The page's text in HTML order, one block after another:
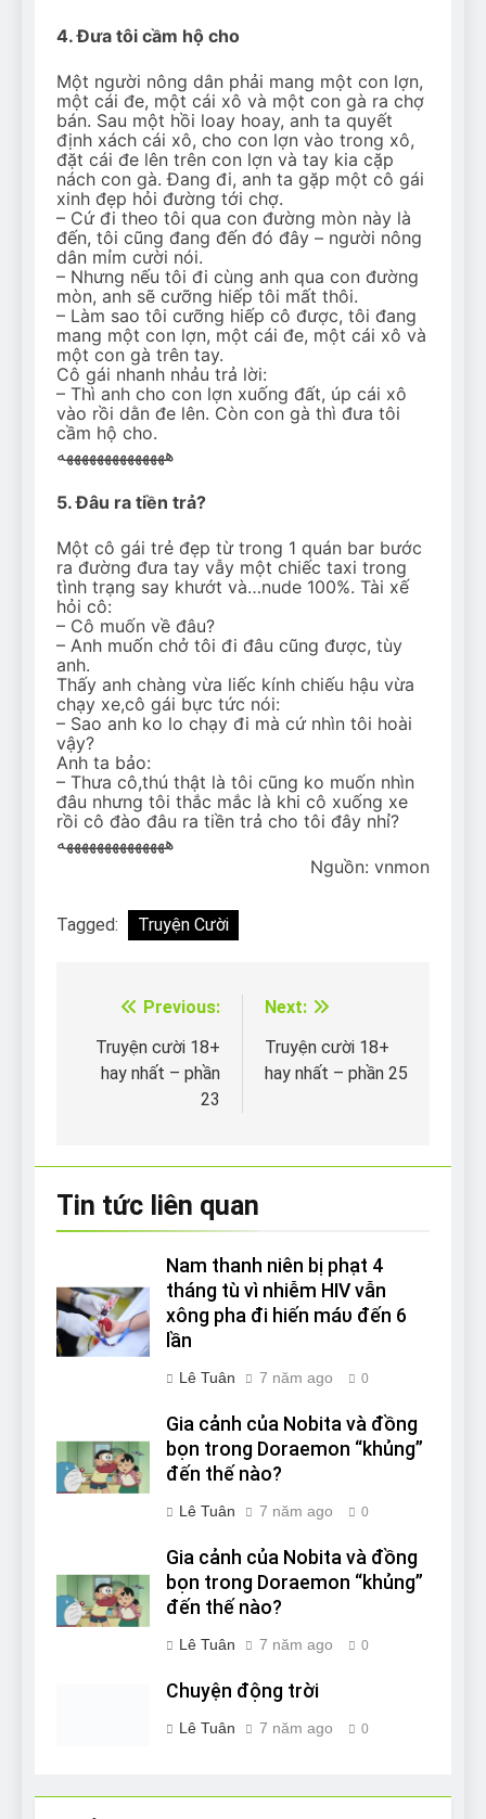
4. Đưa tôi cầm hộ cho
Một người nông dân phải mang một con lợn,
một cái đe, một cái xô và một con gà ra chợ
bán. Sau một hồi loay hoay, anh ta quyết
định xách cái xô, cho con lợn vào trong xô,
đặt cái đe lên trên con lợn và tay kia cặp
nách con gà. Đang đi, anh ta gặp một cô gái
xinh đẹp hỏi đường tới chợ.
– Cứ đi theo tôi qua con đường mòn này là
đến, tôi cũng đang đến đó đây – người nông
dân mỉm cười nói.
– Nhưng nếu tôi đi cùng anh qua con đường
mòn, anh sẽ cưỡng hiếp tôi mất thôi.
– Làm sao tôi cưỡng hiếp cô được, tôi đang
mang một con lợn, một cái đe, một cái xô và
một con gà trên tay.
Cô gái nhanh nhảu trả lời:
– Thì anh cho con lợn xuống đất, úp cái xô
vào rồi dằn đe lên. Còn con gà thì đưa tôi
cầm hộ cho.
ههههههههههههههه
5. Đâu ra tiền trả?
Một cô gái trẻ đẹp từ trong 1 quán bar bước
ra đường đưa tay vẫy một chiếc taxi trong
tình trạng say khướt và…nude 100%. Tài xế
hỏi cô:
– Cô muốn về đâu?
– Anh muốn chở tôi đi đâu cũng được, tùy
anh.
Thấy anh chàng vừa liếc kính chiếu hậu vừa
chạy xe,cô gái bực tức nói:
– Sao anh ko lo chạy đi mà cứ nhìn tôi hoài
vậy?
Anh ta bảo:
– Thưa cô,thú thật là tôi cũng ko muốn nhìn
đâu nhưng tôi thắc mắc là khi cô xuống xe
rồi cô đào đâu ra tiền trả cho tôi đây nhỉ?
ههههههههههههههه
Nguồn: vnmon
Tagged: Truyện Cười
Điều
hướng
Previous:
Truyện cười 18+
hay nhất – phần
23
Next:
Truyện cười 18+
hay nhất – phần 25
Tin tức liên quan
Nam thanh niên bị phạt 4
tháng tù vì nhiễm HIV vẫn
xông pha đi hiến máυ đến 6
lần
Lê Tuân 7 năm ago 0
Gia cảnh của Nobita và đồng
bọn trong Doraemon “khủng”
đến thế nào?
Lê Tuân 7 năm ago 0
Gia cảnh của Nobita và đồng
bọn trong Doraemon “khủng”
đến thế nào?
Lê Tuân 7 năm ago 0
Chuyện động trời
Lê Tuân 7 năm ago 0